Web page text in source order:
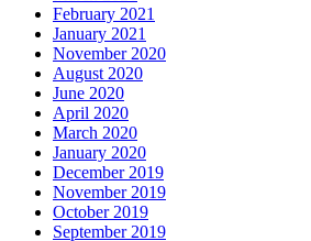
February 2021
January 2021
November 2020
August 2020
June 2020
April 2020
March 2020
January 2020
December 2019
November 2019
October 2019
September 2019